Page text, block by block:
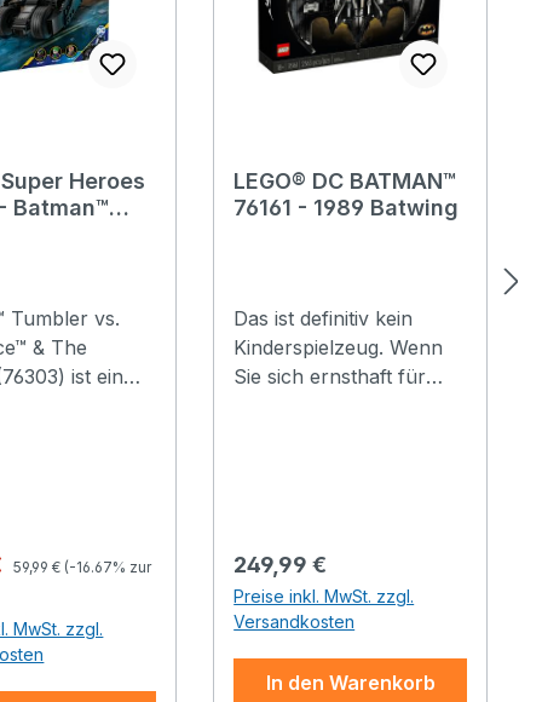
Heroes
Batman™
Tumbler vs.
& The
ist ein
LEGO Set
den
Tumbler aus
Filmreihe
Knight, um
Regulärer Preis:
59,99 € (-16.67% zur
MwSt. zzgl.
LEGO® DC BATMAN™
76161 - 1989 Batwing
Das ist definitiv kein
Kinderspielzeug. Wenn
Sie sich ernsthaft für
BATMAN™ 1989 Batwing
goldrichtig! Batwing-
Modellbauprojekt Bilden
Sie BATMANs™
den Batwing, als
Regulärer Preis:
249,99 €
Preise inkl. MwSt. zzgl.
Versandkosten
In den Warenkorb